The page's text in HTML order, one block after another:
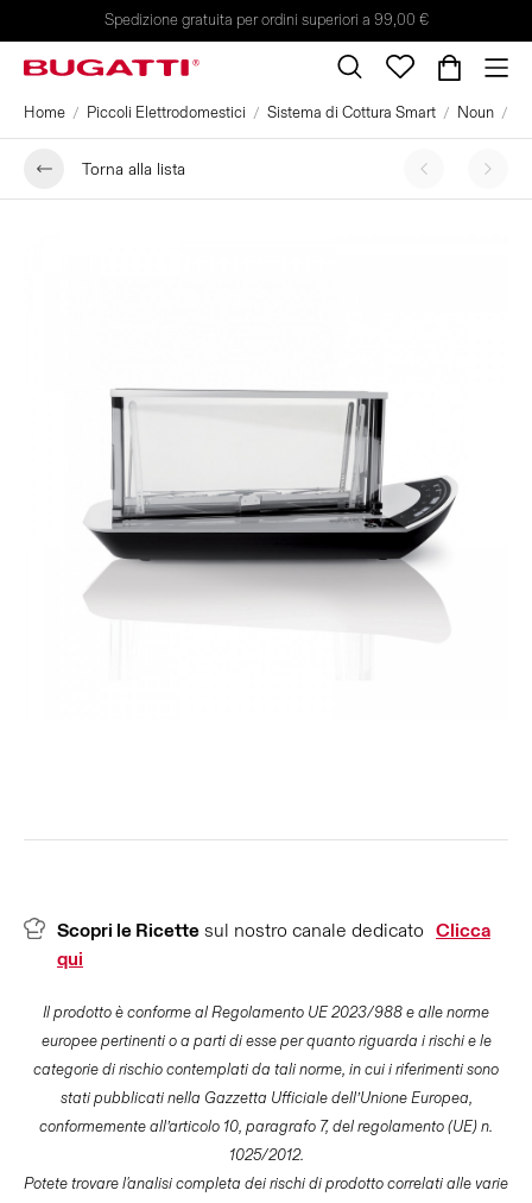
Spedizione gratuita per ordini superiori a 99,00 €
Home Piccoli Elettrodomestici Sistema di Cottura Smart Noun
Torna alla lista
Scopri le Ricette sul nostro canale dedicato Clicca
qui
Il prodotto è conforme al Regolamento UE 2023/988 e alle norme
europee pertinenti o a parti di esse per quanto riguarda i rischi e le
categorie di rischio contemplati da tali norme, in cui i riferimenti sono
stati pubblicati nella Gazzetta Ufficiale dell’Unione Europea,
conformemente all’articolo 10, paragrafo 7, del regolamento (UE) n.
1025/2012.
Potete trovare l'analisi completa dei rischi di prodotto correlati alle varie